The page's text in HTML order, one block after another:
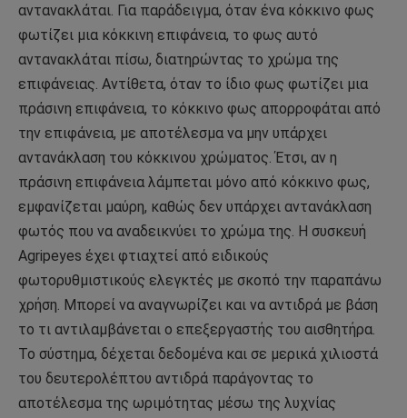
αντανακλάται. Για παράδειγμα, όταν ένα κόκκινο φως
φωτίζει μια κόκκινη επιφάνεια, το φως αυτό
αντανακλάται πίσω, διατηρώντας το χρώμα της
επιφάνειας. Αντίθετα, όταν το ίδιο φως φωτίζει μια
πράσινη επιφάνεια, το κόκκινο φως απορροφάται από
την επιφάνεια, με αποτέλεσμα να μην υπάρχει
αντανάκλαση του κόκκινου χρώματος. Έτσι, αν η
πράσινη επιφάνεια λάμπεται μόνο από κόκκινο φως,
εμφανίζεται μαύρη, καθώς δεν υπάρχει αντανάκλαση
φωτός που να αναδεικνύει το χρώμα της. Η συσκευή
Agripeyes έχει φτιαχτεί από ειδικούς
φωτορυθμιστικούς ελεγκτές με σκοπό την παραπάνω
χρήση. Μπορεί να αναγνωρίζει και να αντιδρά με βάση
το τι αντιλαμβάνεται ο επεξεργαστής του αισθητήρα.
Το σύστημα, δέχεται δεδομένα και σε μερικά χιλιοστά
του δευτερολέπτου αντιδρά παράγοντας το
αποτέλεσμα της ωριμότητας μέσω της λυχνίας